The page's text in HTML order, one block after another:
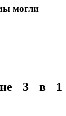
могли
3 в 1